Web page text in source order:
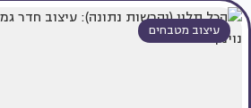
עיצוב מטבחים